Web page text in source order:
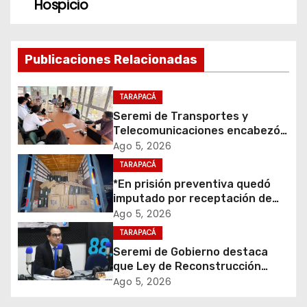
a
c
i
ó
n
d
e
e
Hospicio
Publicaciones Relacionadas
TARAPACÁ
Seremi de Transportes y
Telecomunicaciones encabezó
primera mesa de coordinación
para el retiro de cables en
desuso en Iquique
Ago 5, 2026
TARAPACÁ
*En prisión preventiva quedó
imputado por receptación de
cigarrillos avaluados en $1.600
millones*
Ago 5, 2026
TARAPACÁ
Seremi de Gobierno destaca
que Ley de Reconstrucción
Nacional impulsará la inversión
Ago 5, 2026